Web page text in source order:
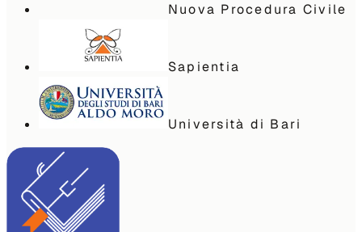
Nuova Procedura Civile
Sapientia
Università di Bari